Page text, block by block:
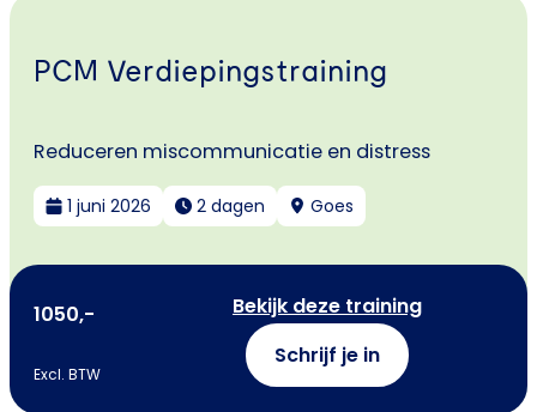
PCM Verdiepingstraining
Reduceren miscommunicatie en distress
1 juni 2026 2 dagen Goes
1050,-
Excl. BTW
Bekijk deze training
Schrijf je in